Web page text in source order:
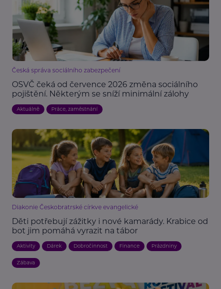
Česká správa sociálního zabezpečení
OSVČ čeká od července 2026 změna sociálního
pojištění. Některým se sníží minimální zálohy
Aktuálně Práce, zaměstnání
Diakonie Českobratrské církve evangelické
Děti potřebují zážitky i nové kamarády. Krabice od
bot jim pomáhá vyrazit na tábor
Aktivity Dárek Dobročinnost Finance Prázdniny
Zábava